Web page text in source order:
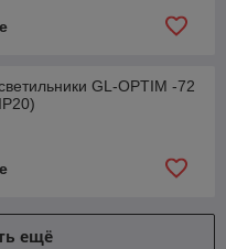
GL-OPTIM -72
ещё